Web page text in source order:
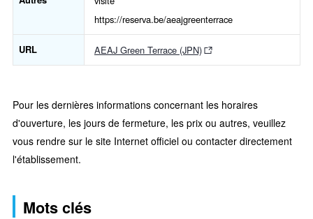
https://reserva.be/aeajgreenterrace
URL AEAJ Green Terrace (JPN)
Pour les dernières informations concernant les horaires
d'ouverture, les jours de fermeture, les prix ou autres, veuillez
vous rendre sur le site Internet officiel ou contacter directement
l'établissement.
Mots clés